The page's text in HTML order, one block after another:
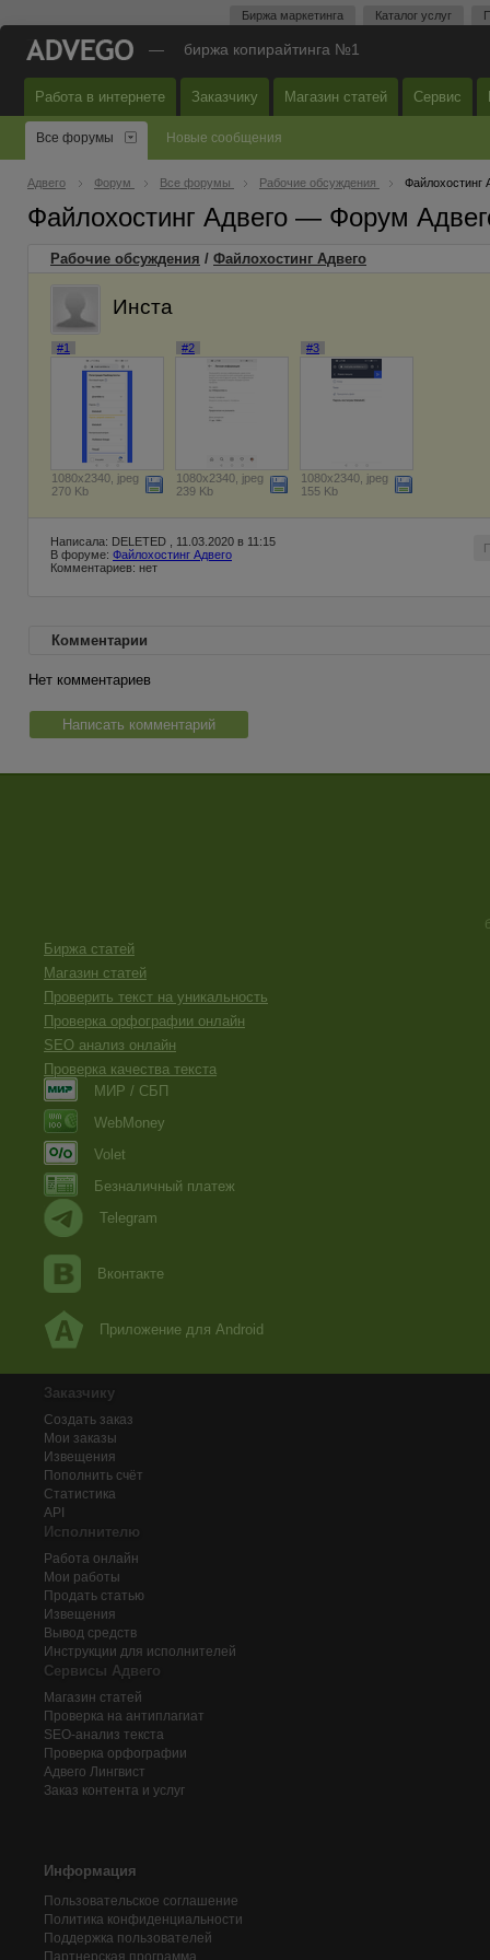
Биржа маркетинга Каталог услуг
— биржа копирайтинга №1
Работа в интернете Заказчику Магазин статей Сервис
Все форумы Новые сообщения
Адвего Форум Все форумы Рабочие обсуждения Файлохостинг
Файлохостинг Адвего — Форум
Рабочие обсуждения / Файлохостинг Адвего
Инста
#1
1080x2340, jpeg
270 Kb
#2
1080x2340, jpeg
239 Kb
#3
1080x2340, jpeg
155 Kb
Написала: DELETED , 11.03.2020 в 11:15
В форуме: Файлохостинг Адвего
Комментариев: нет
Комментарии
Нет комментариев
Написать комментарий
Биржа статей
Магазин статей
Проверить текст на уникальность
Проверка орфографии онлайн
SEO анализ онлайн
Проверка качества текста
МИР / СБП
WebMoney
Volet
Безналичный платеж
Telegram
Вконтакте
Приложение для Android
Заказчику
Создать заказ
Мои заказы
Извещения
Пополнить счёт
Статистика
API
Исполнителю
Работа онлайн
Мои работы
Продать статью
Извещения
Вывод средств
Инструкции для исполнителей
Сервисы Адвего
Магазин статей
Проверка на антиплагиат
SEO-анализ текста
Проверка орфографии
Адвего Лингвист
Заказ контента и услуг
Информация
Пользовательское соглашение
Политика конфиденциальности
Поддержка пользователей
Партнерская программа